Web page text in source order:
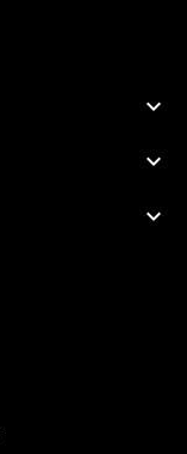


